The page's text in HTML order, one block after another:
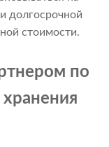
долгосрочной
стоимости.
по